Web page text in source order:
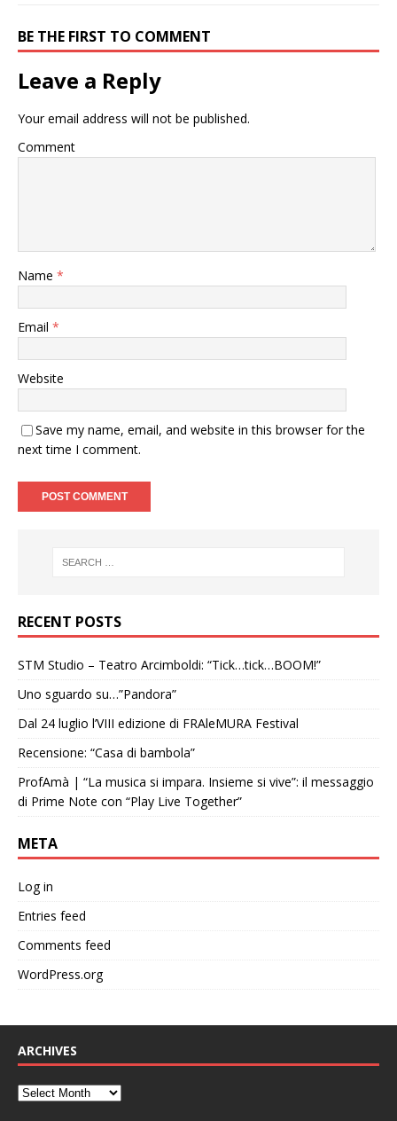
BE THE FIRST TO COMMENT
Leave a Reply
Your email address will not be published.
Comment
Name *
Email *
Website
Save my name, email, and website in this browser for the
next time I comment.
RECENT POSTS
STM Studio – Teatro Arcimboldi: “Tick…tick…BOOM!”
Uno sguardo su…”Pandora”
Dal 24 luglio l’VIII edizione di FRAleMURA Festival
Recensione: “Casa di bambola”
ProfAmà | “La musica si impara. Insieme si vive”: il messaggio
di Prime Note con “Play Live Together”
META
Log in
Entries feed
Comments feed
WordPress.org
ARCHIVES